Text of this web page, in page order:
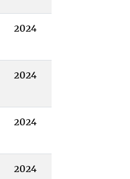
2024
2024
2024
2024